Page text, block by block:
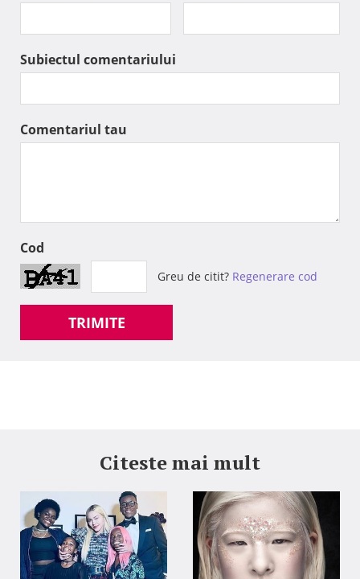
Subiectul comentariului
Comentariul tau
Cod
Greu de citit? Regenerare cod
TRIMITE
Citeste mai mult